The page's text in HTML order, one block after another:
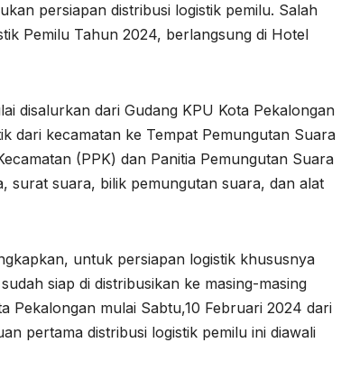
persiapan distribusi logistik pemilu. Salah
Pemilu Tahun 2024, berlangsung di Hotel
disalurkan dari Gudang KPU Kota Pekalongan
dari kecamatan ke Tempat Pemungutan Suara
(PPK) dan Panitia Pemungutan Suara
surat suara, bilik pemungutan suara, dan alat
untuk persiapan logistik khususnya
siap di distribusikan ke masing-masing
Pekalongan mulai Sabtu,10 Februari 2024 dari
pertama distribusi logistik pemilu ini diawali